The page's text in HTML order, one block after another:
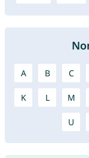
A B C
K L M
U